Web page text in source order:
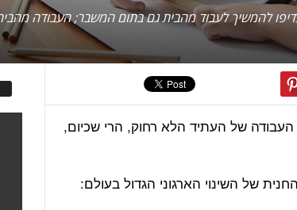
שוק העבודה של העתיד הלא רחוק, הרי שכיום,
של השינוי הארגוני הגדול בעולם: